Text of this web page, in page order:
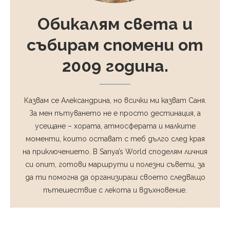
Обикалям света и
събирам спомени от
2009 година.
Казвам се Александрина, но всички ми казват Саня.
За мен пътуването не е просто дестинация, а
усещане – хората, атмосферата и малките
моменти, които остават с теб дълго след края
на приключението. В Sanya’s World споделям личния
си опит, готови маршрути и полезни съвети, за
да ти помогна да организираш своето следващо
пътешествие с лекота и вдъхновение.